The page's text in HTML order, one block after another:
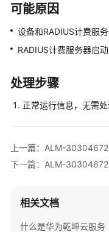
为
坤-
MSP
更
档
规
清
单
可能原因
设备和RADIUS计费服
RADIUS计费服务器启动
处理步骤
正常运行信息，无需处
上一篇：ALM-
下一篇：ALM-
相关文档
什么是华为乾坤云服务